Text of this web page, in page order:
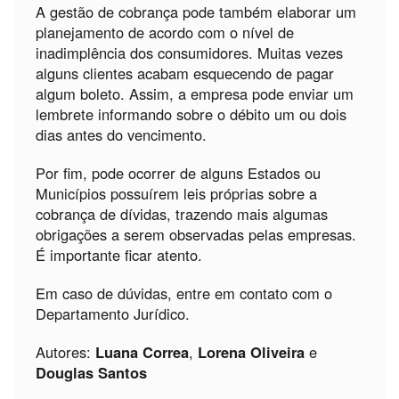
A gestão de cobrança pode também elaborar um
planejamento de acordo com o nível de
inadimplência dos consumidores. Muitas vezes
alguns clientes acabam esquecendo de pagar
algum boleto. Assim, a empresa pode enviar um
lembrete informando sobre o débito um ou dois
dias antes do vencimento.
Por fim, pode ocorrer de alguns Estados ou
Municípios possuírem leis próprias sobre a
cobrança de dívidas, trazendo mais algumas
obrigações a serem observadas pelas empresas.
É importante ficar atento.
Em caso de dúvidas, entre em contato com o
Departamento Jurídico.
Autores: Luana Correa, Lorena Oliveira e
Douglas Santos